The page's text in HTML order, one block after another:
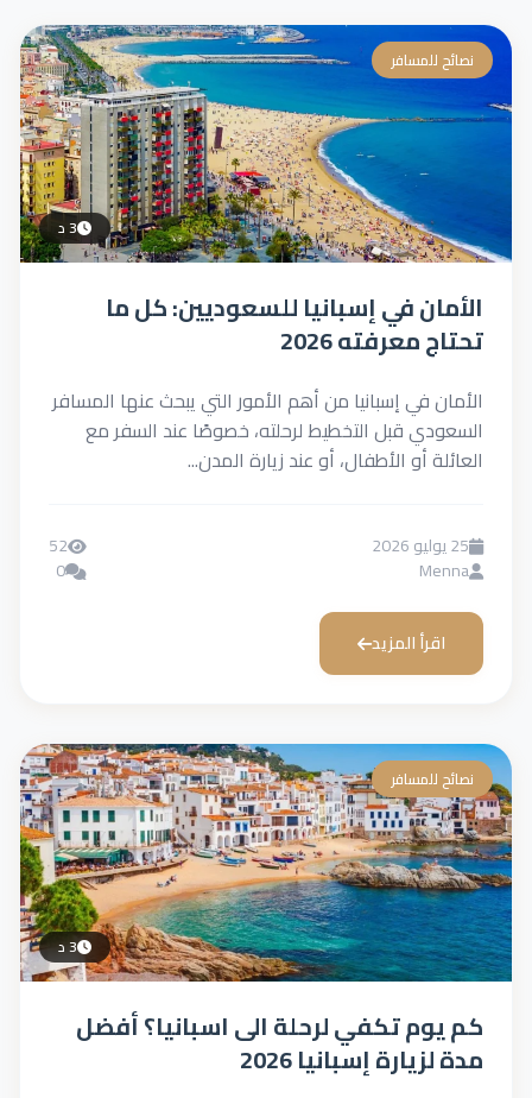
نصائح للمسافر
3 د
الأمان في إسبانيا للسعوديين: كل ما
تحتاج معرفته 2026
الأمان في إسبانيا من أهم الأمور التي يبحث عنها المسافر
السعودي قبل التخطيط لرحلته، خصوصًا عند السفر مع
العائلة أو الأطفال، أو عند زيارة المدن...
25 يوليو 2026
Menna
52
0
اقرأ المزيد
نصائح للمسافر
3 د
كم يوم تكفي لرحلة الى اسبانيا؟ أفضل
مدة لزيارة إسبانيا 2026